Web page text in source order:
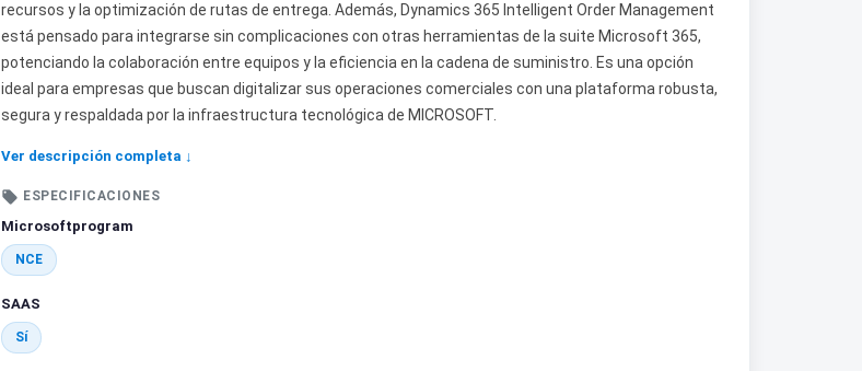
recursos y la optimización de rutas de entrega. Además, Dynamics 365 Intelligent Order Management
está pensado para integrarse sin complicaciones con otras herramientas de la suite Microsoft 365,
potenciando la colaboración entre equipos y la eficiencia en la cadena de suministro. Es una opción
ideal para empresas que buscan digitalizar sus operaciones comerciales con una plataforma robusta,
segura y respaldada por la infraestructura tecnológica de MICROSOFT.
Ver descripción completa ↓
 ESPECIFICACIONES
Microsoftprogram
NCE
SAAS
Sí